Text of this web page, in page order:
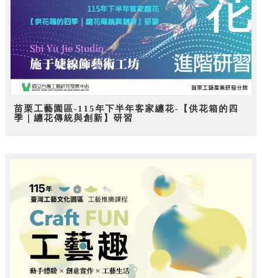
苗栗工藝園區-115年下半年客家纏花-【供花箱的四
季｜纏花傳統與創新】研習